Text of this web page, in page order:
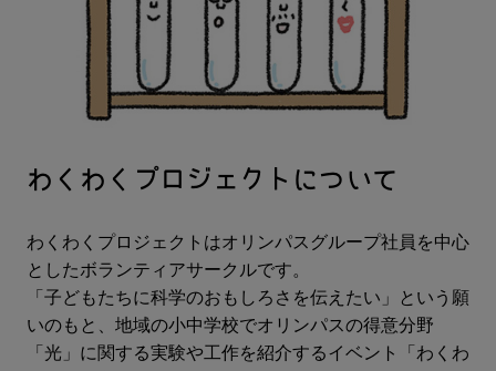
わくわくプロジェクトについて
わくわくプロジェクトはオリンパスグループ社員を中心
としたボランティアサークルです。
「子どもたちに科学のおもしろさを伝えたい」という願
いのもと、地域の小中学校でオリンパスの得意分野
「光」に関する実験や工作を紹介するイベント「わくわ